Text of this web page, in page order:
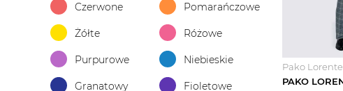
Czerwone Pomarańczowe
Żółte Różowe
Purpurowe Niebieskie
Granatowy Fioletowe
Pako Lorente